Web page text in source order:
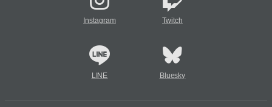
Instagram Twitch
LINE Bluesky